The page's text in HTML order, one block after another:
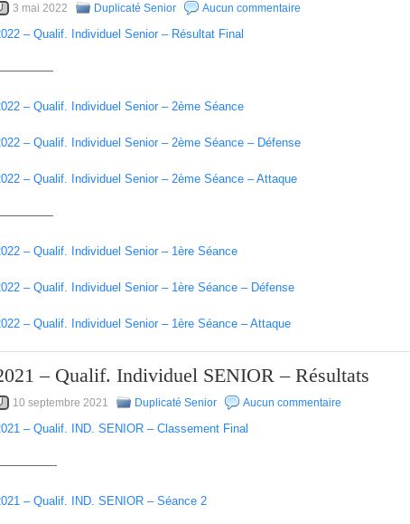
3 mai 2022 Duplicaté Senior Aucun commentaire
– Qualif. Individuel Senior – Résultat Final
– Qualif. Individuel Senior – 2ème Séance
– Qualif. Individuel Senior – 2ème Séance – Défense
– Qualif. Individuel Senior – 2ème Séance – Attaque
– Qualif. Individuel Senior – 1ère Séance
– Qualif. Individuel Senior – 1ère Séance – Défense
– Qualif. Individuel Senior – 1ère Séance – Attaque
– Qualif. Individuel SENIOR – Résultats
10 septembre 2021 Duplicaté Senior Aucun commentaire
– Qualif. IND. SENIOR – Classement Final
– Qualif. IND. SENIOR – Séance 2